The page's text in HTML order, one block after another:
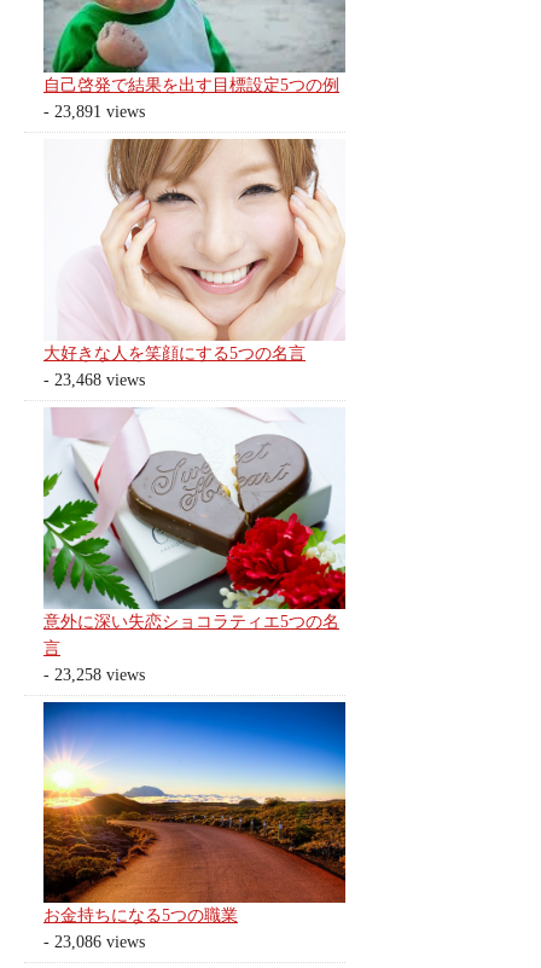
自己啓発で結果を出す目標設定5つの例
- 23,891 views
大好きな人を笑顔にする5つの名言
- 23,468 views
意外に深い失恋ショコラティエ5つの名
言
- 23,258 views
お金持ちになる5つの職業
- 23,086 views